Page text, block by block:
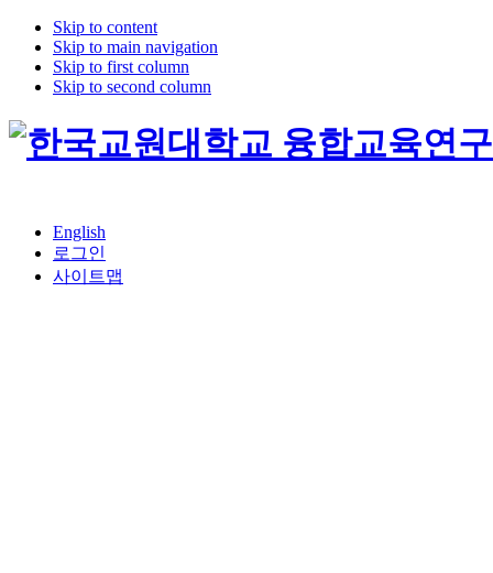
Skip to content
Skip to main navigation
Skip to first column
Skip to second column
English
로그인
사이트맵